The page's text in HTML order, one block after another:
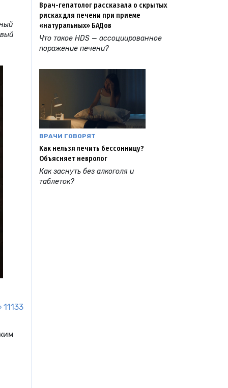
11133
Врач-гепатолог рассказала о скрытых
рисках для печени при приеме
«натуральных» БАДов
Что такое HDS — ассоциированное
поражение печени?
ВРАЧИ ГОВОРЯТ
Как нельзя лечить бессонницу?
Объясняет невролог
Как заснуть без алкоголя и
таблеток?